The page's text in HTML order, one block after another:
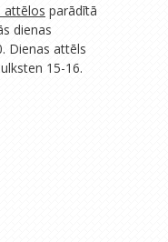
attēlos parādītā
dienas
Dienas attēls
15-16.